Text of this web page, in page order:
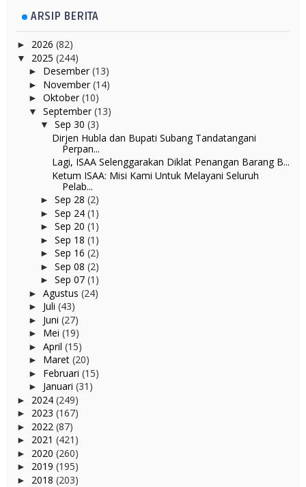
ARSIP BERITA
► 2026 (82)
▼ 2025 (244)
► Desember(13)
► November(14)
► Oktober(10)
▼ September(13)
▼ Sep 30 (3)
Dirjen Hubla dan Bupati Subang Tandatangani
Perpan...
Lagi, ISAA Selenggarakan Diklat Penangan Barang B...
Ketum ISAA: Misi Kami Untuk Melayani Seluruh
Pelab...
► Sep 28 (2)
► Sep 24 (1)
► Sep 20 (1)
► Sep 18 (1)
► Sep 16 (2)
► Sep 08 (2)
► Sep 07 (1)
► Agustus (24)
► Juli (43)
► Juni (27)
► Mei (19)
► April (15)
► Maret (20)
► Februari (15)
► Januari (31)
► 2024 (249)
► 2023 (167)
► 2022 (87)
► 2021 (421)
► 2020 (260)
► 2019 (195)
► 2018 (203)